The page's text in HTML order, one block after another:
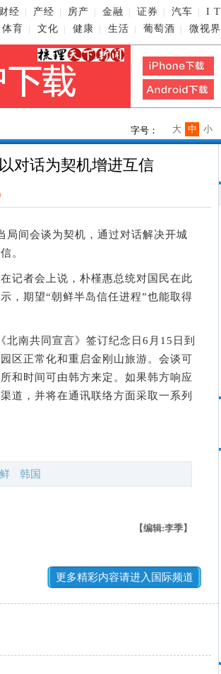
财经 产经 房产 金融 证券 汽车 I T
体育 文化 健康 生活 葡萄酒 微视界
字号： 小
中
大
对话为契机增进互信
间会谈为契机，通过对话解决开城
。
者会上说，朴槿惠总统对国民在此
，期望“朝鲜半岛信任进程”也能取得
南共同宣言》签订纪念日6月15日到
区正常化和重启金刚山旅游。会谈可
和时间可由韩方来定。如果韩方响应
道，并将在通讯联络方面采取一系列
韩国
【编辑:李季】
更多精彩内容请进入国际频道